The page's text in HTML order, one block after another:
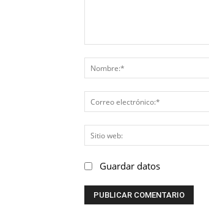
Guardar datos